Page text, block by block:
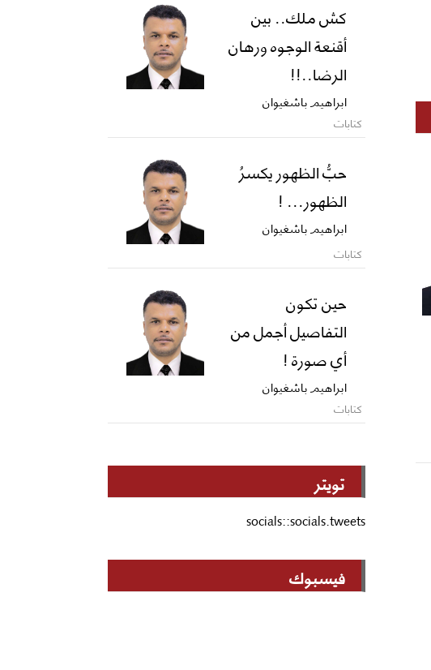
كش ملك.. بين
أقنعة الوجوه ورهان
الرضا..!!
ابراهيم باشغيوان
كتابات
حبُّ الظهور يكسرُ
الظهور... !
ابراهيم باشغيوان
كتابات
حين تكون
التفاصيل أجمل من
أي صورة !
ابراهيم باشغيوان
كتابات
تويتر
socials::socials.tweets
فيسبوك